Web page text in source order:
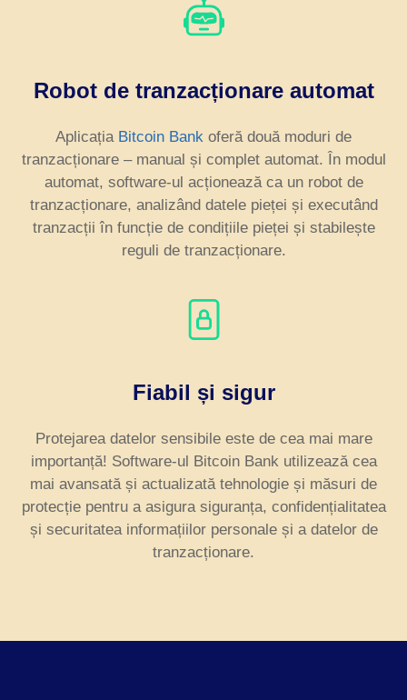
Robot de tranzacționare automat
Aplicația Bitcoin Bank oferă două moduri de
tranzacționare – manual și complet automat. În modul
automat, software-ul acționează ca un robot de
tranzacționare, analizând datele pieței și executând
tranzacții în funcție de condițiile pieței și stabilește
reguli de tranzacționare.
Fiabil și sigur
Protejarea datelor sensibile este de cea mai mare
importanță! Software-ul Bitcoin Bank utilizează cea
mai avansată și actualizată tehnologie și măsuri de
protecție pentru a asigura siguranța, confidențialitatea
și securitatea informațiilor personale și a datelor de
tranzacționare.